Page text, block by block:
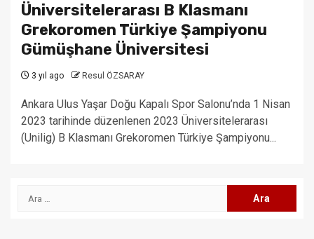
Üniversitelerarası B Klasmanı
Grekoromen Türkiye Şampiyonu
Gümüşhane Üniversitesi
3 yıl ago Resul ÖZSARAY
Ankara Ulus Yaşar Doğu Kapalı Spor Salonu’nda 1 Nisan
2023 tarihinde düzenlenen 2023 Üniversitelerarası
(Unilig) B Klasmanı Grekoromen Türkiye Şampiyonu...
Arama: